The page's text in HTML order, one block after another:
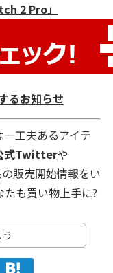
2 Pro」
るお知らせ
一工夫あるアイテ
式Twitterや
販売開始情報をい
も買い物上手に?